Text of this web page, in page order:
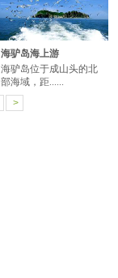
海驴岛海上游
海驴岛位于成山头的北
部海域，距......
>